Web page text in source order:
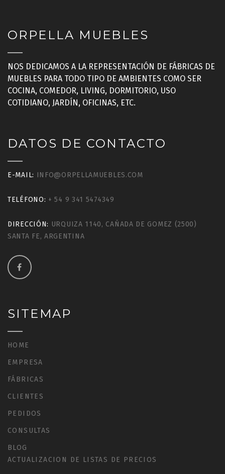
ORPELLA MUEBLES
NOS DEDICAMOS A LA REPRESENTACIÓN DE FÁBRICAS DE
MUEBLES PARA TODO TIPO DE AMBIENTES COMO SER
COCINA, COMEDOR, LIVING, DORMITORIO, USO
COTIDIANO, JARDÍN, OFICINAS, ETC.
DATOS DE CONTACTO
E-MAIL: INFO@ORPELLAMUEBLES.COM
TELÉFONO: + 54 9 341 5474349
DIRECCIÓN: URQUIZA 1140, CAÑADA DE GOMEZ (2500)
SANTA FE, ARGENTINA
SITEMAP
HOME
EMPRESA
FÁBRICAS
CLIENTES
PEDIDOS
CONSULTAS
BLOG
ACTUALIZACION DE LISTAS DE PRECIOS